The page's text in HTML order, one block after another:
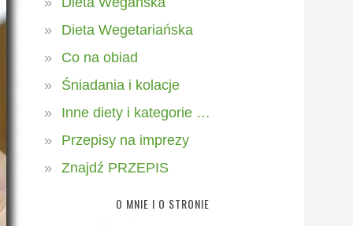
Dieta Wegetariańska
Co na obiad
Śniadania i kolacje
Inne diety i kategorie …
Przepisy na imprezy
Znajdź PRZEPIS
O MNIE I O STRONIE